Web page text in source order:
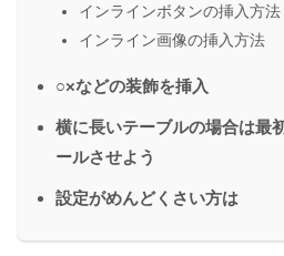
インラインボタンの挿入方法
インライン画像の挿入方法
○×などの装飾を挿入
横に長いテーブルの場合は最
ールさせよう
設定がめんどくさい方は